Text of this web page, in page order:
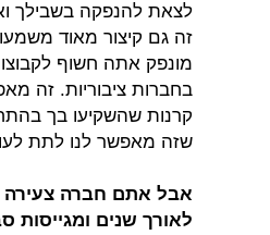
לצאת להנפקה בשבילך
זה גם קיצור מאוד
מונפק אתה חשוף
בחברות ציבוריות. זה
קרנות שהשקיעו בך
שזה מאפשר לנו לתת
לאורך שנים ומגייסות